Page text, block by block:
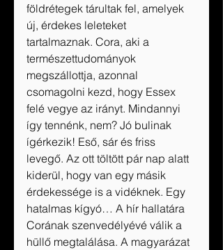
földrétegek tárultak fel, amelyek
új, érdekes leleteket
tartalmaznak. Cora, aki a
természettudományok
megszállottja, azonnal
csomagolni kezd, hogy Essex
felé vegye az irányt. Mindannyi
így tennénk, nem? Jó bulinak
ígérkezik! Eső, sár és friss
levegő. Az ott töltött pár nap alatt
kiderül, hogy van egy másik
érdekessége is a vidéknek. Egy
hatalmas kígyó… A hír hallatára
Corának szenvedélyévé válik a
hüllő megtalálása. A magyarázat